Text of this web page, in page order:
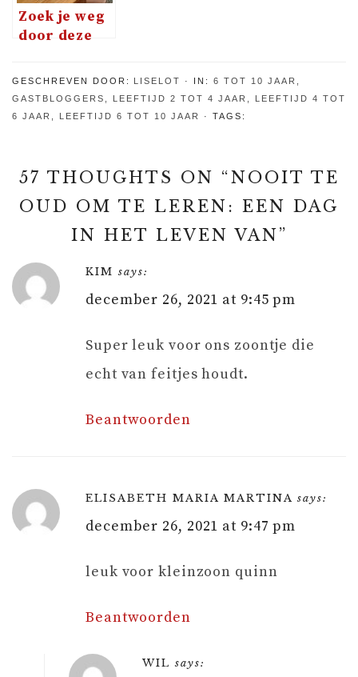
Zoek je weg
door deze
GESCHREVEN DOOR: LISELOT IN: 6 TOT 10 JAAR ,
GASTBLOGGERS , LEEFTIJD 2 TOT 4 JAAR ,
LEEFTIJD 4 TOT
6 JAAR , LEEFTIJD 6 TOT 10 JAAR TAGS:
57 THOUGHTS ON “NOOIT TE
OUD OM TE LEREN: EEN DAG
IN HET LEVEN VAN ”
KIM says:
december 26, 2021 at 9:45 pm
Super leuk voor ons zoontje die
echt van feitjes houdt.
Beantwoorden
ELISABETH MARIA MARTINA says:
december 26, 2021 at 9:47 pm
leuk voor kleinzoon quinn
Beantwoorden
WIL says: